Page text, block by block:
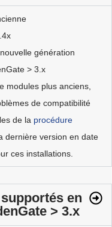
génération
> 3.x
modules plus anciens,
de compatibilité
de la procédure
dernière version en date
ces installations.
en
> 3.x